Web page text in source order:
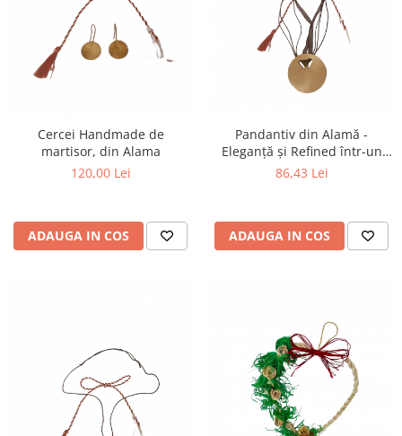
Cercei Handmade de
martisor, din Alama
120,00 Lei
ADAUGA IN COS
Pandantiv din Alamă -
Eleganță și Refined într-un
Design Unic
86,43 Lei
ADAUGA IN COS